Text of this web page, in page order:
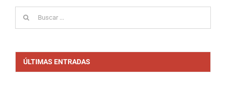
ÚLTIMAS ENTRADAS